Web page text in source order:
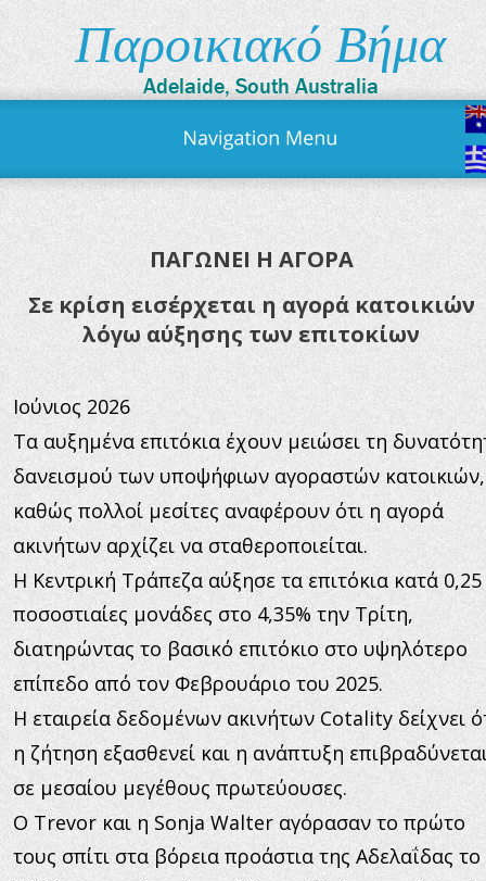
ΠΑΓΩΝΕΙ Η ΑΓΟΡΑ
Σε κρίση εισέρχεται η αγορά κατοικιών
λόγω αύξησης των επιτοκίων
Ιούνιος 2026
Τα αυξημένα επιτόκια έχουν μειώσει τη
δανεισμού των υποψήφιων αγοραστών
καθώς πολλοί μεσίτες αναφέρουν ότι η αγορά
ακινήτων αρχίζει να σταθεροποιείται.
Η Κεντρική Τράπεζα αύξησε τα επιτόκια κατά 0,25
ποσοστιαίες μονάδες στο 4,35% την Τρίτη,
διατηρώντας το βασικό επιτόκιο στο υψηλότερο
επίπεδο από τον Φεβρουάριο του 2025.
Η εταιρεία δεδομένων ακινήτων Cotality δείχνει
η ζήτηση εξασθενεί και η ανάπτυξη
σε μεσαίου μεγέθους πρωτεύουσες.
Ο Trevor και η Sonja Walter αγόρασαν το πρώτο
τους σπίτι στα βόρεια προάστια της Αδελαΐδας το
Παροικιακό Βήμα
Adelaide, South Australia